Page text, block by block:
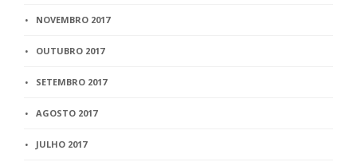
NOVEMBRO 2017
OUTUBRO 2017
SETEMBRO 2017
AGOSTO 2017
JULHO 2017